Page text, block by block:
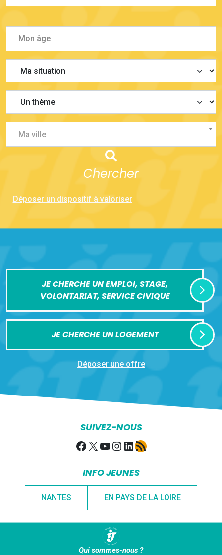
Ma ville
Chercher
Déposer un dispositif à valoriser
JE CHERCHE UN EMPLOI, STAGE,
VOLONTARIAT, SERVICE CIVIQUE
JE CHERCHE UN LOGEMENT
Déposer une offre
SUIVEZ-NOUS
Facebook
X YouTube
Instagram
LinkedIn
Flux RSS
INFO JEUNES
NANTES EN PAYS DE LA LOIRE
Qui sommes-nous ?